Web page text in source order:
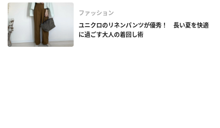
ファッション
ユニクロのリネンパンツが優秀！ 長い夏を快適
に過ごす大人の着回し術